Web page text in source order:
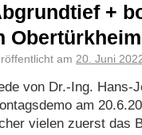
+
Obertürkheim
am 20. Juni
von Dr.-Ing. Hans-
am
vielen zuerst das